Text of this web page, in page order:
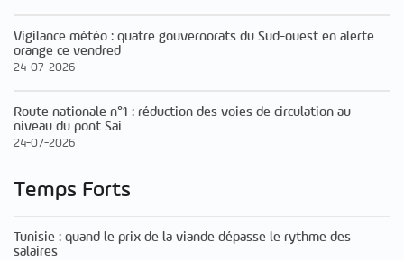
Vigilance météo : quatre gouvernorats du Sud-ouest en alerte
orange ce vendred
24-07-2026
Route nationale n°1 : réduction des voies de circulation au
niveau du pont Sai
24-07-2026
Temps Forts
Tunisie : quand le prix de la viande dépasse le rythme des
salaires